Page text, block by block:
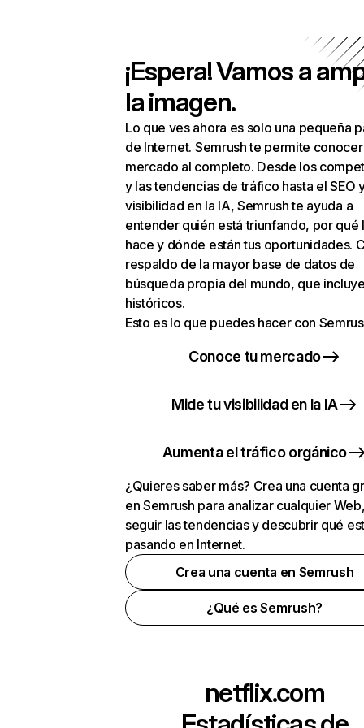
¡Espera! Vamos a
la imagen.
Lo que ves ahora es solo una pequeña
de Internet. Semrush te permite
mercado al completo. Desde los
y las tendencias de tráfico hasta el SEO
visibilidad en la IA, Semrush te ayuda a
entender quién está triunfando, por qué
hace y dónde están tus oportunidades.
respaldo de la mayor base de datos de
búsqueda propia del mundo, que
históricos.
Esto es lo que puedes hacer con
Conoce tu mercado
Mide tu visibilidad en la IA
Aumenta el tráfico orgánico
¿Quieres saber más? Crea una cuenta
en Semrush para analizar cualquier
seguir las tendencias y descubrir qué
pasando en Internet.
Crea una cuenta en Semrush
¿Qué es Semrush?
netflix.com